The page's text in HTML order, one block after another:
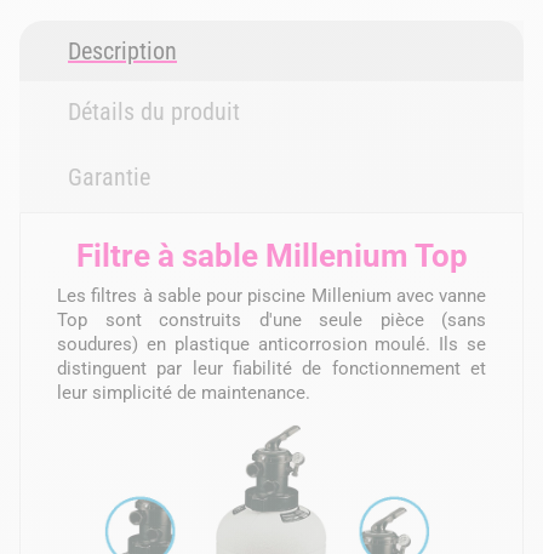
Description
Détails du produit
Garantie
Filtre à sable Millenium Top
Les filtres à sable pour piscine Millenium avec vanne
Top sont construits d'une seule pièce (sans
soudures) en plastique anticorrosion moulé. Ils se
distinguent par leur fiabilité de fonctionnement et
leur simplicité de maintenance.